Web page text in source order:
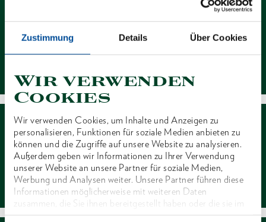
Zustimmung Details Über Cookies
Wir verwenden
Cookies
Wir verwenden Cookies, um Inhalte und Anzeigen zu
personalisieren, Funktionen für soziale Medien anbieten zu
können und die Zugriffe auf unsere Website zu analysieren.
Außerdem geben wir Informationen zu Ihrer Verwendung
unserer Website an unsere Partner für soziale Medien,
Werbung und Analysen weiter. Unsere Partner führen diese
Informationen möglicherweise mit weiteren Daten
zusammen, die Sie ihnen bereitgestellt haben oder die sie im
Rahmen Ihrer Nutzung der Dienste gesammelt haben. Unsere
Händlersuche